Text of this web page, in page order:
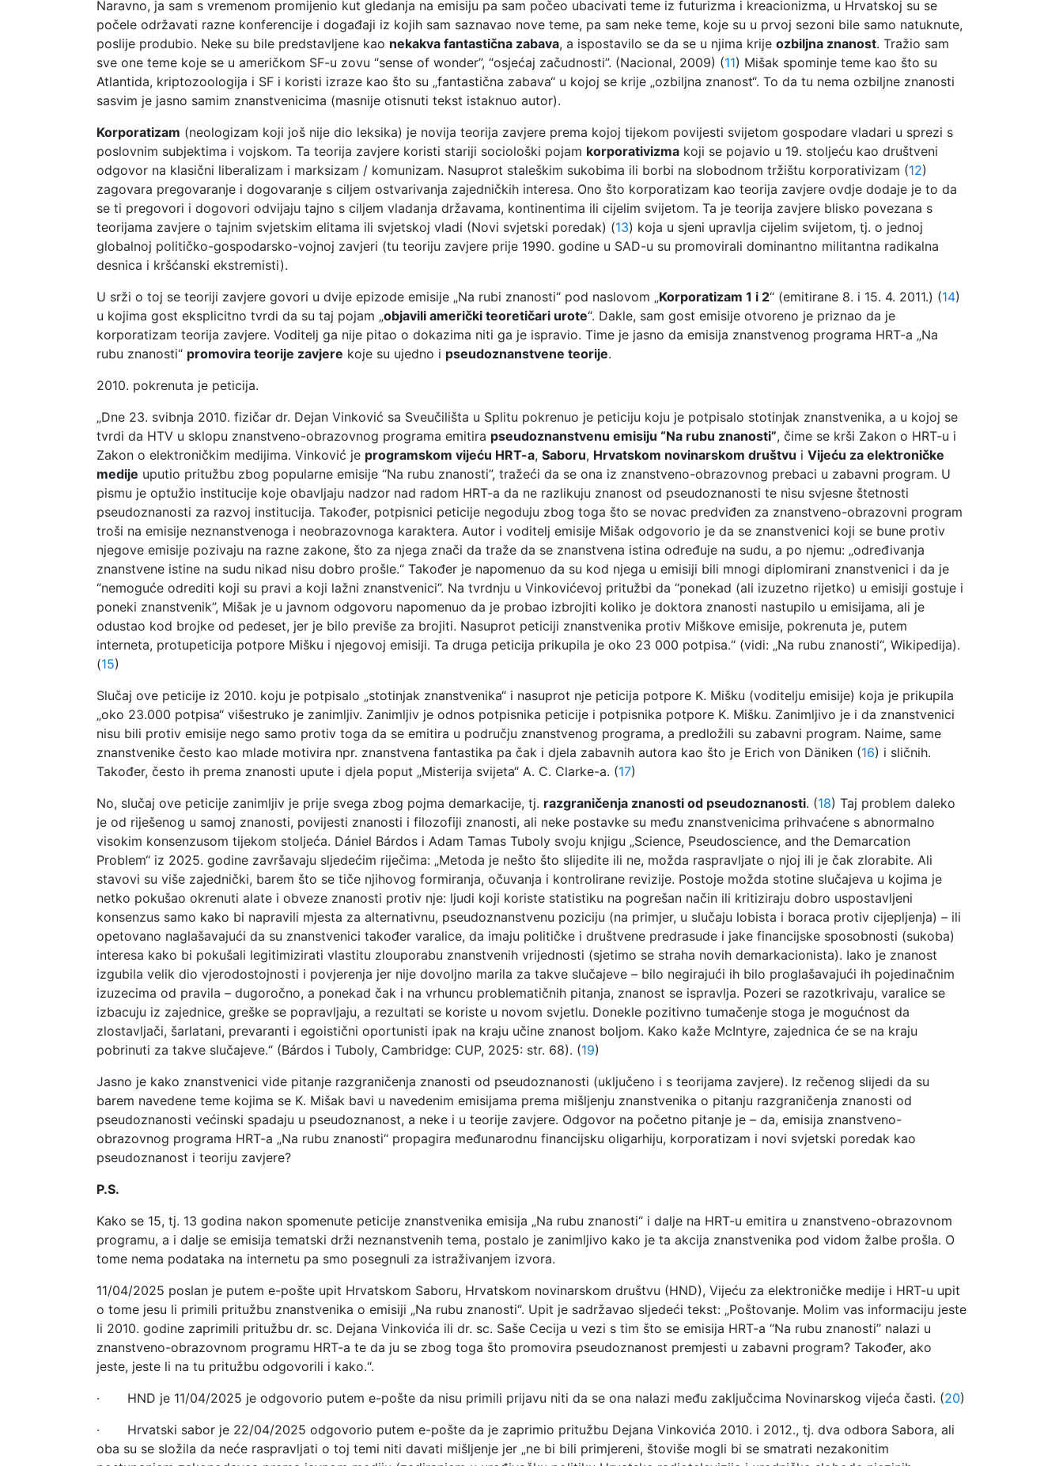
Naravno, ja sam s vremenom promijenio kut gledanja na emisiju pa sam počeo ubacivati teme iz futurizma i kreacionizma, u Hrvatskoj su se
počele održavati razne konferencije i događaji iz kojih sam saznavao nove teme, pa sam neke teme, koje su u prvoj sezoni bile samo natuknute,
poslije produbio. Neke su bile predstavljene kao nekakva fantastična zabava, a ispostavilo se da se u njima krije ozbiljna znanost. Tražio sam
sve one teme koje se u američkom SF-u zovu “sense of wonder”, “osjećaj začudnosti”. (Nacional, 2009) (11) Mišak spominje teme kao što su
Atlantida, kriptozoologija i SF i koristi izraze kao što su „fantastična zabava“ u kojoj se krije „ozbiljna znanost“. To da tu nema ozbiljne znanosti
sasvim je jasno samim znanstvenicima (masnije otisnuti tekst istaknuo autor).
Korporatizam (neologizam koji još nije dio leksika) je novija teorija zavjere prema kojoj tijekom povijesti svijetom gospodare vladari u sprezi s
poslovnim subjektima i vojskom. Ta teorija zavjere koristi stariji sociološki pojam korporativizma koji se pojavio u 19. stoljeću kao društveni
odgovor na klasični liberalizam i marksizam / komunizam. Nasuprot staleškim sukobima ili borbi na slobodnom tržištu korporativizam (12)
zagovara pregovaranje i dogovaranje s ciljem ostvarivanja zajedničkih interesa. Ono što korporatizam kao teorija zavjere ovdje dodaje je to da
se ti pregovori i dogovori odvijaju tajno s ciljem vladanja državama, kontinentima ili cijelim svijetom. Ta je teorija zavjere blisko povezana s
teorijama zavjere o tajnim svjetskim elitama ili svjetskoj vladi (Novi svjetski poredak) (13) koja u sjeni upravlja cijelim svijetom, tj. o jednoj
globalnoj političko-gospodarsko-vojnoj zavjeri (tu teoriju zavjere prije 1990. godine u SAD-u su promovirali dominantno militantna radikalna
desnica i kršćanski ekstremisti).
U srži o toj se teoriji zavjere govori u dvije epizode emisije „Na rubi znanosti“ pod naslovom „Korporatizam 1 i 2“ (emitirane 8. i 15. 4. 2011.) (14)
u kojima gost eksplicitno tvrdi da su taj pojam „objavili američki teoretičari urote“. Dakle, sam gost emisije otvoreno je priznao da je
korporatizam teorija zavjere. Voditelj ga nije pitao o dokazima niti ga je ispravio. Time je jasno da emisija znanstvenog programa HRT-a „Na
rubu znanosti“ promovira teorije zavjere koje su ujedno i pseudoznanstvene teorije.
2010. pokrenuta je peticija.
„Dne 23. svibnja 2010. fizičar dr. Dejan Vinković sa Sveučilišta u Splitu pokrenuo je peticiju koju je potpisalo stotinjak znanstvenika, a u kojoj se
tvrdi da HTV u sklopu znanstveno-obrazovnog programa emitira pseudoznanstvenu emisiju “Na rubu znanosti”, čime se krši Zakon o HRT-u i
Zakon o elektroničkim medijima. Vinković je programskom vijeću HRT-a, Saboru, Hrvatskom novinarskom društvu i Vijeću za elektroničke
medije uputio pritužbu zbog popularne emisije “Na rubu znanosti”, tražeći da se ona iz znanstveno-obrazovnog prebaci u zabavni program. U
pismu je optužio institucije koje obavljaju nadzor nad radom HRT-a da ne razlikuju znanost od pseudoznanosti te nisu svjesne štetnosti
pseudoznanosti za razvoj institucija. Također, potpisnici peticije negoduju zbog toga što se novac predviđen za znanstveno-obrazovni program
troši na emisije neznanstvenoga i neobrazovnoga karaktera. Autor i voditelj emisije Mišak odgovorio je da se znanstvenici koji se bune protiv
njegove emisije pozivaju na razne zakone, što za njega znači da traže da se znanstvena istina određuje na sudu, a po njemu: „određivanja
znanstvene istine na sudu nikad nisu dobro prošle.“ Također je napomenuo da su kod njega u emisiji bili mnogi diplomirani znanstvenici i da je
“nemoguće odrediti koji su pravi a koji lažni znanstvenici”. Na tvrdnju u Vinkovićevoj pritužbi da “ponekad (ali izuzetno rijetko) u emisiji gostuje i
poneki znanstvenik”, Mišak je u javnom odgovoru napomenuo da je probao izbrojiti koliko je doktora znanosti nastupilo u emisijama, ali je
odustao kod brojke od pedeset, jer je bilo previše za brojiti. Nasuprot peticiji znanstvenika protiv Miškove emisije, pokrenuta je, putem
interneta, protupeticija potpore Mišku i njegovoj emisiji. Ta druga peticija prikupila je oko 23 000 potpisa.“ (vidi: „Na rubu znanosti“, Wikipedija).
(15)
Slučaj ove peticije iz 2010. koju je potpisalo „stotinjak znanstvenika“ i nasuprot nje peticija potpore K. Mišku (voditelju emisije) koja je prikupila
„oko 23.000 potpisa“ višestruko je zanimljiv. Zanimljiv je odnos potpisnika peticije i potpisnika potpore K. Mišku. Zanimljivo je i da znanstvenici
nisu bili protiv emisije nego samo protiv toga da se emitira u području znanstvenog programa, a predložili su zabavni program. Naime, same
znanstvenike često kao mlade motivira npr. znanstvena fantastika pa čak i djela zabavnih autora kao što je Erich von Däniken (16) i sličnih.
Također, često ih prema znanosti upute i djela poput „Misterija svijeta“ A. C. Clarke-a. (17)
No, slučaj ove peticije zanimljiv je prije svega zbog pojma demarkacije, tj. razgraničenja znanosti od pseudoznanosti. (18) Taj problem daleko
je od riješenog u samoj znanosti, povijesti znanosti i filozofiji znanosti, ali neke postavke su među znanstvenicima prihvaćene s abnormalno
visokim konsenzusom tijekom stoljeća. Dániel Bárdos i Adam Tamas Tuboly svoju knjigu „Science, Pseudoscience, and the Demarcation
Problem“ iz 2025. godine završavaju sljedećim riječima: „Metoda je nešto što slijedite ili ne, možda raspravljate o njoj ili je čak zlorabite. Ali
stavovi su više zajednički, barem što se tiče njihovog formiranja, očuvanja i kontrolirane revizije. Postoje možda stotine slučajeva u kojima je
netko pokušao okrenuti alate i obveze znanosti protiv nje: ljudi koji koriste statistiku na pogrešan način ili kritiziraju dobro uspostavljeni
konsenzus samo kako bi napravili mjesta za alternativnu, pseudoznanstvenu poziciju (na primjer, u slučaju lobista i boraca protiv cijepljenja) – ili
opetovano naglašavajući da su znanstvenici također varalice, da imaju političke i društvene predrasude i jake financijske sposobnosti (sukoba)
interesa kako bi pokušali legitimizirati vlastitu zlouporabu znanstvenih vrijednosti (sjetimo se straha novih demarkacionista). Iako je znanost
izgubila velik dio vjerodostojnosti i povjerenja jer nije dovoljno marila za takve slučajeve – bilo negirajući ih bilo proglašavajući ih pojedinačnim
izuzecima od pravila – dugoročno, a ponekad čak i na vrhuncu problematičnih pitanja, znanost se ispravlja. Pozeri se razotkrivaju, varalice se
izbacuju iz zajednice, greške se popravljaju, a rezultati se koriste u novom svjetlu. Donekle pozitivno tumačenje stoga je mogućnost da
zlostavljači, šarlatani, prevaranti i egoistični oportunisti ipak na kraju učine znanost boljom. Kako kaže McIntyre, zajednica će se na kraju
pobrinuti za takve slučajeve.“ (Bárdos i Tuboly, Cambridge: CUP, 2025: str. 68). (19)
Jasno je kako znanstvenici vide pitanje razgraničenja znanosti od pseudoznanosti (uključeno i s teorijama zavjere). Iz rečenog slijedi da su
barem navedene teme kojima se K. Mišak bavi u navedenim emisijama prema mišljenju znanstvenika o pitanju razgraničenja znanosti od
pseudoznanosti većinski spadaju u pseudoznanost, a neke i u teorije zavjere. Odgovor na početno pitanje je – da, emisija znanstveno-
obrazovnog programa HRT-a „Na rubu znanosti“ propagira međunarodnu financijsku oligarhiju, korporatizam i novi svjetski poredak kao
pseudoznanost i teoriju zavjere?
P.S.
Kako se 15, tj. 13 godina nakon spomenute peticije znanstvenika emisija „Na rubu znanosti“ i dalje na HRT-u emitira u znanstveno-obrazovnom
programu, a i dalje se emisija tematski drži neznanstvenih tema, postalo je zanimljivo kako je ta akcija znanstvenika pod vidom žalbe prošla. O
tome nema podataka na internetu pa smo posegnuli za istraživanjem izvora.
11/04/2025 poslan je putem e-pošte upit Hrvatskom Saboru, Hrvatskom novinarskom društvu (HND), Vijeću za elektroničke medije i HRT-u upit
o tome jesu li primili pritužbu znanstvenika o emisiji „Na rubu znanosti“. Upit je sadržavao sljedeći tekst: „Poštovanje. Molim vas informaciju jeste
li 2010. godine zaprimili pritužbu dr. sc. Dejana Vinkovića ili dr. sc. Saše Cecija u vezi s tim što se emisija HRT-a “Na rubu znanosti” nalazi u
znanstveno-obrazovnom programu HRT-a te da ju se zbog toga što promovira pseudoznanost premjesti u zabavni program? Također, ako
jeste, jeste li na tu pritužbu odgovorili i kako.“.
· HND je 11/04/2025 je odgovorio putem e-pošte da nisu primili prijavu niti da se ona nalazi među zaključcima Novinarskog vijeća časti. (20)
· Hrvatski sabor je 22/04/2025 odgovorio putem e-pošte da je zaprimio pritužbu Dejana Vinkovića 2010. i 2012., tj. dva odbora Sabora, ali
oba su se složila da neće raspravljati o toj temi niti davati mišljenje jer „ne bi bili primjereni, štoviše mogli bi se smatrati nezakonitim